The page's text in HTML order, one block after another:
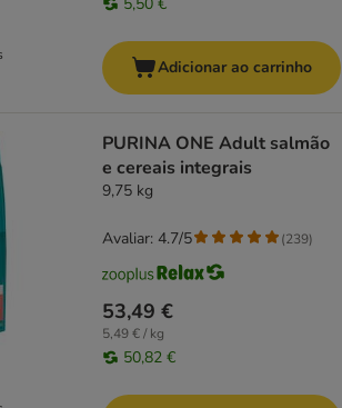
Adicionar ao carrinho
PURINA ONE Adult salmão
e cereais integrais
9,75 kg
53,49 €
5,49 € / kg
50,82 €
Avaliar: 4.7/5 (239)